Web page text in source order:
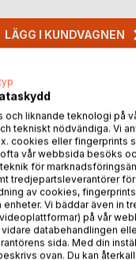
LÄGG I KUNDVAGNEN
och liknande teknologi på
tekniskt nödvändiga. Vi
cookies eller fingerprints
vår webbsida besöks
för
tredjepartsleverantörer
av cookies,
Vi bäddar även in
på vår
databehandlingen
sida. Med din
ovan. Du kan